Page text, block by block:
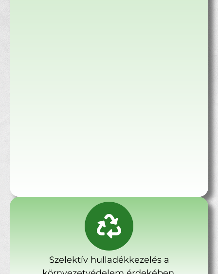
Szelektív hulladékkezelés a